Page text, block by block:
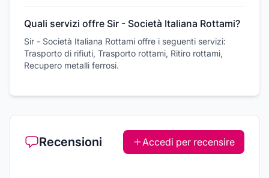
Quali servizi offre Sir - Società Italiana Rottami?
Sir - Società Italiana Rottami offre i seguenti servizi:
Trasporto di rifiuti, Trasporto rottami, Ritiro rottami,
Recupero metalli ferrosi.
Recensioni Accedi per recensire